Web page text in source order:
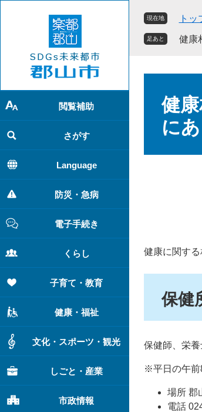
で
す
。
ば
し
て
本
文
へ
閲覧補助
さがす
Language
防災・急病
電子手続き
くらし
子育て・教育
健康・福祉
文化・スポーツ・観光
しごと・産業
市政情報
現在地 トッ
足あと 健康
健
に
健康に関す
保健
保健師、栄養
※平日の午前
場所 郡
電話